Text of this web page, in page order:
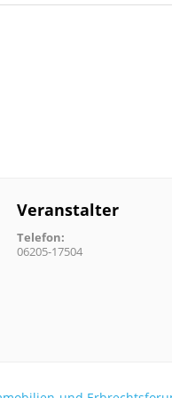
Veranstalter
Telefon:
06205-17504